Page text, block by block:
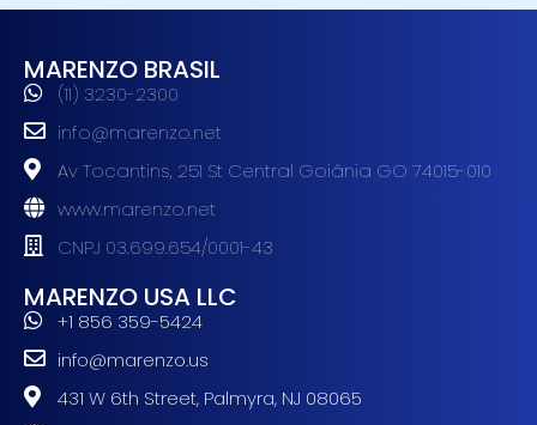
MARENZO BRASIL
(11) 3230-2300
info@marenzo.net
Av Tocantins, 251 St Central Goiânia GO 74015-010
www.marenzo.net
CNPJ 03.699.654/0001-43
MARENZO USA LLC
+1 856 359-5424
info@marenzo.us
431 W 6th Street, Palmyra, NJ 08065